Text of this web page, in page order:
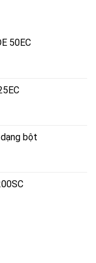
50EC
bột